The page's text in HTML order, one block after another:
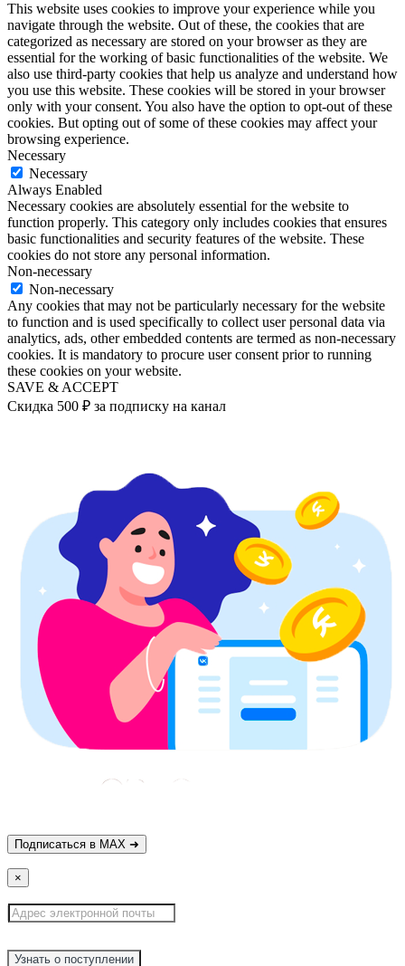
This website uses cookies to improve your experience while you
navigate through the website. Out of these, the cookies that are
categorized as necessary are stored on your browser as they are
essential for the working of basic functionalities of the website. We
also use third-party cookies that help us analyze and understand how
you use this website. These cookies will be stored in your browser
only with your consent. You also have the option to opt-out of these
cookies. But opting out of some of these cookies may affect your
browsing experience.
Necessary
Necessary
Always Enabled
Necessary cookies are absolutely essential for the website to
function properly. This category only includes cookies that ensures
basic functionalities and security features of the website. These
cookies do not store any personal information.
Non-necessary
Non-necessary
Any cookies that may not be particularly necessary for the website
to function and is used specifically to collect user personal data via
analytics, ads, other embedded contents are termed as non-necessary
cookies. It is mandatory to procure user consent prior to running
these cookies on your website.
SAVE & ACCEPT
Скидка 500 ₽ за подписку на канал
×
Узнать о поступлении